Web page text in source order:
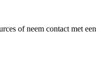
Alles wissen Gereed
of neem contact met een